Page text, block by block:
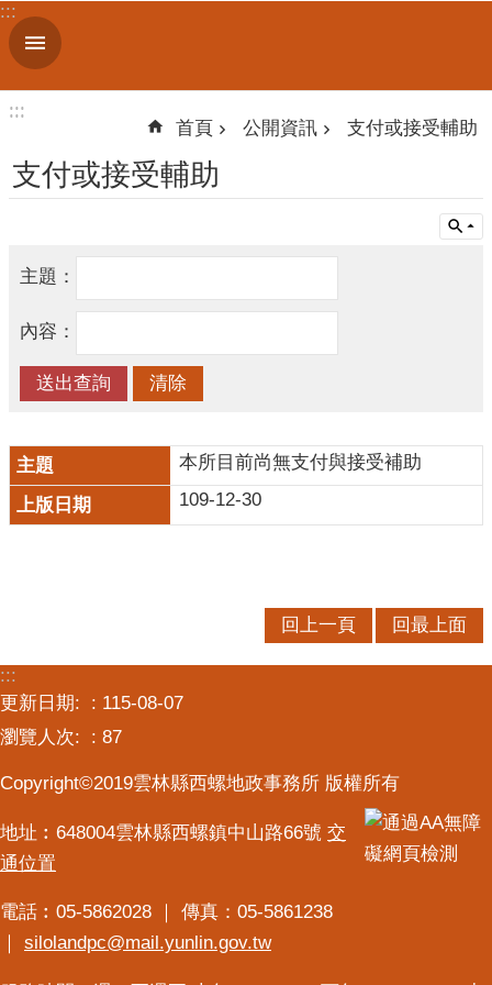
跳到主要內容區塊
進
階
我
訊
息
公
線
上
服
公
開
資
訊
業
務
專
區
民
:::
:::
:::
首頁 公開資訊 支付或接受輔助
支付或接受輔助
主題：
內容：
本所目前尚無支付與接受補助
109-12-30
回上一頁 回最上面
:::
更新日期:
115-08-07
瀏覽人次:
87
Copyright©2019雲林縣西螺地政事務所 版權所有
地址︰648004雲林縣西螺鎮中山路66號 交
通位置
電話︰05-5862028 ｜ 傳真：05-5861238
silolandpc@mail.yunlin.gov.tw